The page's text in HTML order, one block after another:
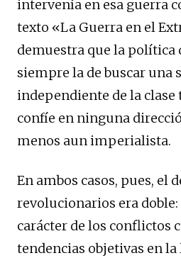
intervenía en esa guerra
texto «La Guerra en el
demuestra que la política
siempre la de buscar una
independiente de la clase
confíe en ninguna
menos aun imperialista.
En ambos casos, pues, el
revolucionarios era
carácter de los conflictos
tendencias objetivas en la